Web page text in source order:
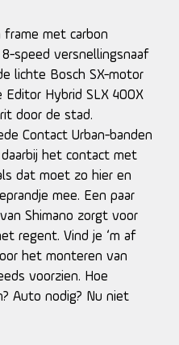
frame met carbon
speed versnellingsnaaf
lichte Bosch SX-motor
Hybrid SLX 400X
door de stad.
Contact Urban-banden
het contact met
dat moet zo hier en
mee. Een paar
Shimano zorgt voor
regent. Vind je ‘m af
het monteren van
voorzien. Hoe
Auto nodig? Nu niet